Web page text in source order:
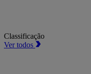
Classificação
Ver todos